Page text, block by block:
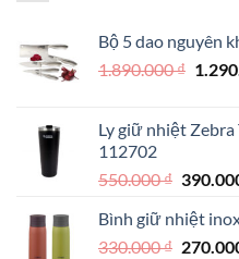
Bộ 5 dao nguyên
1.890.000₫ Giá
Ly giữ nhiệt Zebra
112702
550.000₫ Giá
là:
Bình giữ nhiệt
330.000₫ Giá